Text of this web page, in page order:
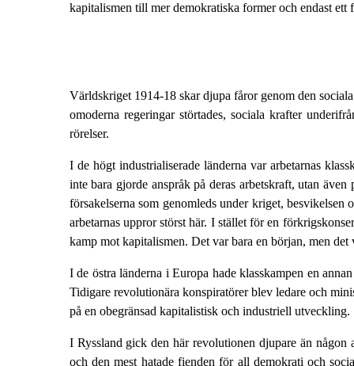
kapitalismen till mer demokratiska former och endast
Världskriget 1914-18 skar djupa fåror genom den
omoderna regeringar störtades, sociala krafter
rörelser.
I de högt industrialiserade länderna var arbetarnas
inte bara gjorde anspråk på deras arbetskraft, utan
försakelserna som genomleds under kriget,
arbetarnas uppror störst här. I stället för en
kamp mot kapitalismen. Det var bara en början, men
I de östra länderna i Europa hade klasskampen en
Tidigare revolutionära konspiratörer blev ledare och
på en obegränsad kapitalistisk och industriell utveckling.
I Ryssland gick den här revolutionen djupare än någon
och den mest hatade fienden för all demokrati och